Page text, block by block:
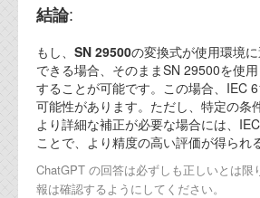
ログインをお願い致します。アカウン
名は"opendocument"です。
機能安全用語集
設計用語集
オンラインショップ
お問い合わせ
結論:
もし、 SN 29500の変換式が使用環境
できる場合、そのままSN 29500を使
することが可能です。この場合、IEC
可能性があります。ただし、特定の条
より詳細な補正が必要な場合には、
ことで、より精度の高い評価が得られ
ChatGPT の回答は必ずしも正しいとは限
報は確認するようにしてください。